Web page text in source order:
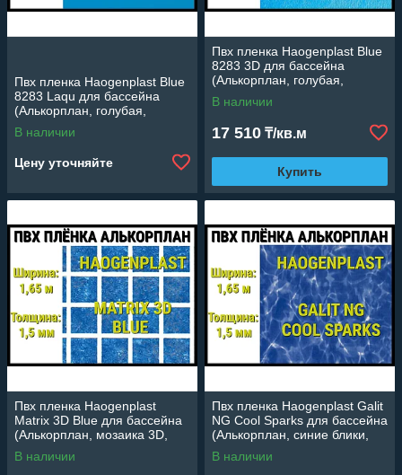
Пвх пленка Haogenplast Blue
8283 Laqu для бассейна
(Алькорплан, голубая,
ширина: 2.05 м.)
В наличии
Цену уточняйте
Пвх пленка Haogenplast Blue
8283 3D для бассейна
(Алькорплан, голубая,
ширина: 2.05 м.)
В наличии
17 510 ₸/кв.м
Купить
Пвх пленка Haogenplast
Matrix 3D Blue для бассейна
(Алькорплан, мозаика 3D,
ширина: 1.65 м.)
В наличии
Пвх пленка Haogenplast Galit
NG Cool Sparks для бассейна
(Алькорплан, синие блики,
ширина: 1.65 м.)
В наличии